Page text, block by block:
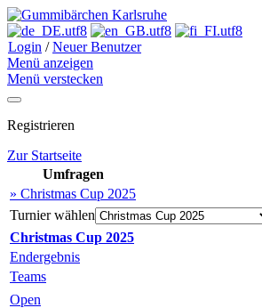
Login /Neuer Benutzer
Menü anzeigen
Menü verstecken
Registrieren
Zur Startseite
Umfragen
» Christmas Cup 2025
Turnier wählen
Christmas Cup 2025
Endergebnis
Teams
Open